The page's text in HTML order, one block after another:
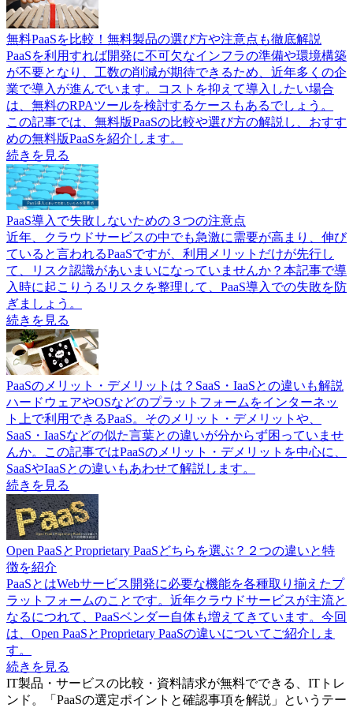
無料PaaSを比較！無料製品の選び方や注意点も徹底解説
PaaSを利用すれば開発に不可欠なインフラの準備や環境構築
が不要となり、工数の削減が期待できるため、近年多くの企
業で導入が進んでいます。コストを抑えて導入したい場合
は、無料のRPAツールを検討するケースもあるでしょう。
この記事では、無料版PaaSの比較や選び方の解説し、おすす
めの無料版PaaSを紹介します。
続きを見る
PaaS導入で失敗しないための３つの注意点
近年、クラウドサービスの中でも急激に需要が高まり、伸び
ていると言われるPaaSですが、利用メリットだけが先行し
て、リスク認識があいまいになっていませんか？本記事で導
入時に起こりうるリスクを整理して、PaaS導入での失敗を防
ぎましょう。
続きを見る
PaaSのメリット・デメリットは？SaaS・IaaSとの違いも解説
ハードウェアやOSなどのプラットフォームをインターネッ
ト上で利用できるPaaS。そのメリット・デメリットや、
SaaS・IaaSなどの似た言葉との違いが分からず困っていませ
んか。この記事ではPaaSのメリット・デメリットを中心に、
SaaSやIaaSとの違いもあわせて解説します。
続きを見る
Open PaaSとProprietary PaaSどちらを選ぶ？２つの違いと特
徴を紹介
PaaSとはWebサービス開発に必要な機能を各種取り揃えたプ
ラットフォームのことです。近年クラウドサービスが主流と
なるにつれて、PaaSベンダー自体も増えてきています。今回
は、Open PaaSとProprietary PaaSの違いについてご紹介しま
す。
続きを見る
IT製品・サービスの比較・資料請求が無料でできる、ITトレ
ンド。「 PaaSの選定ポイントと確認事項を解説 」というテー